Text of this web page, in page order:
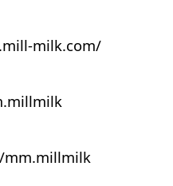
milk.com/
mm.millmilk